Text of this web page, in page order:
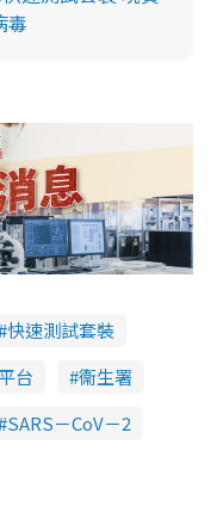
毒
快速測試套裝
台
衞生署
SARS－CoV－2